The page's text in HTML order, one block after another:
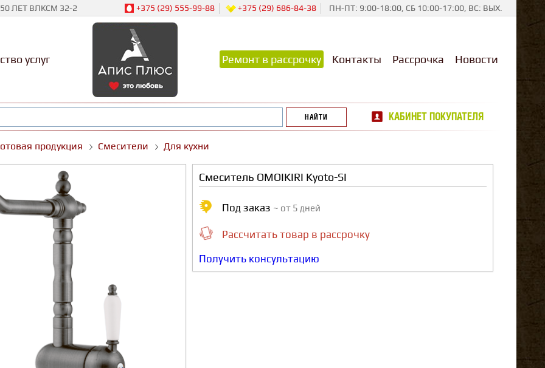
ЛЕТ ВЛКСМ 32-2 +375 (29) 555-99-88 +375 (29) 686-84-38 ПН-ПТ: 9:00-18:00, СБ 10:00-17:00, ВС: ВЫХ.
услуг Ремонт в рассрочку Контакты Рассрочка Новости
КАБИНЕТ ПОКУПАТЕЛЯ
продукция Смесители Для кухни
Смеситель OMOIKIRI Kyoto-SI
Под заказ ~ от 5 дней
Рассчитать товар в рассрочку
Получить консультацию